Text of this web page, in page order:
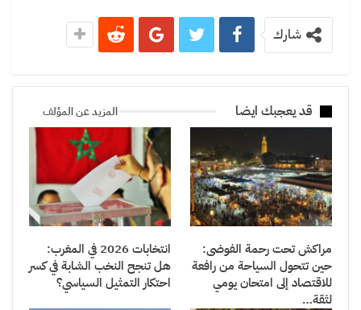
شارك
قد يعجبك ايضا المزيد عن المؤلف
مراكش تحت رحمة الفوضى:
حين تتحول السياحة من رافعة
للاقتصاد إلى امتحان يومي
لثقة…
انتخابات 2026 في المغرب:
هل تنجح النخب الشابة في كسر
احتكار التمثيل السياسي؟